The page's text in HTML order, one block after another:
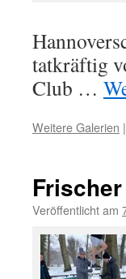
tatkräftig
Club …
Weitere Galerien |
Veröffentlicht am